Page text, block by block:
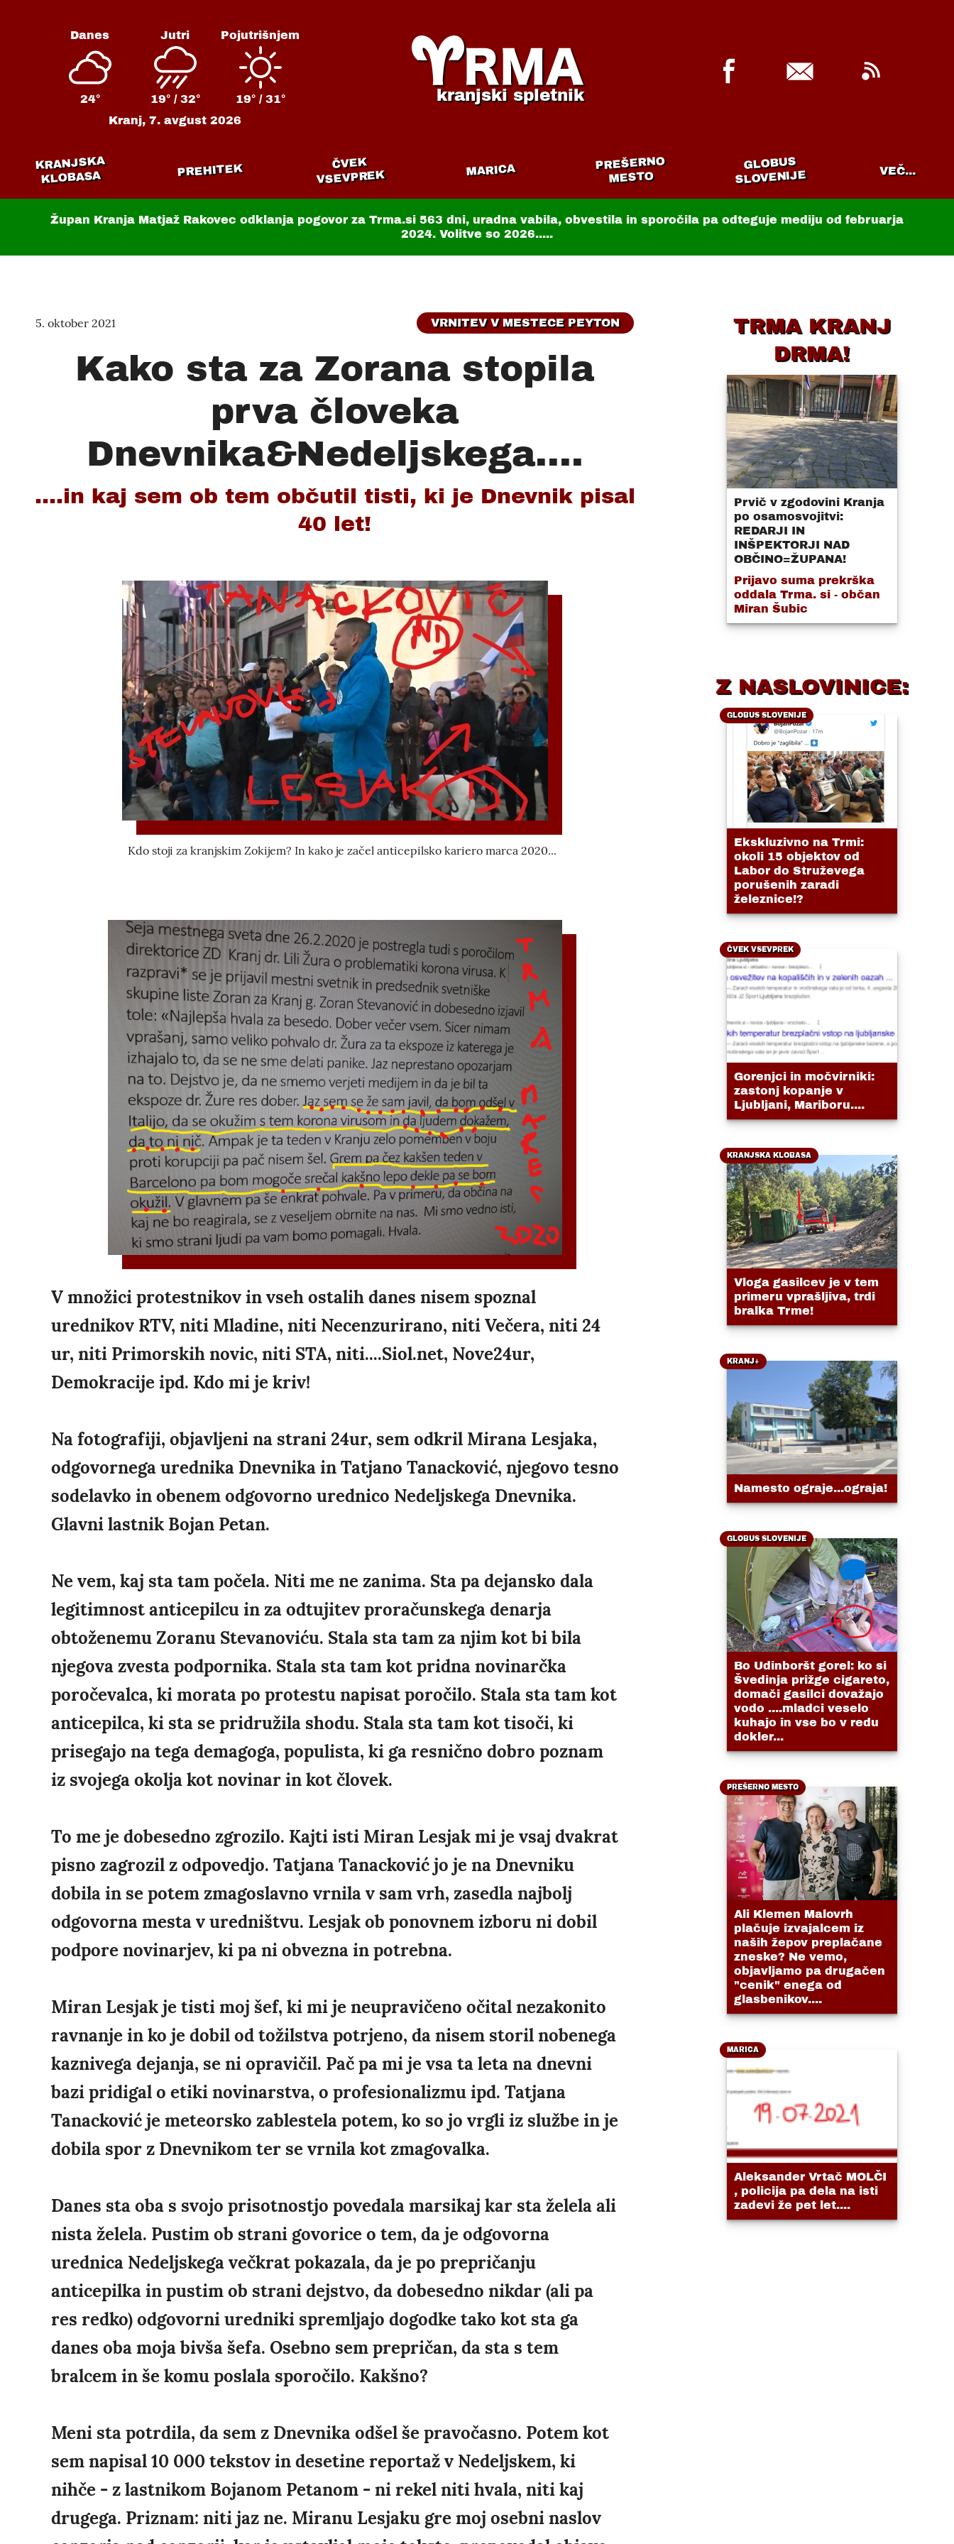
Danes
24°
Jutri
19° / 32°
Pojutrišnjem
19° / 31°
Kranj,7. avgust 2026
kranjski spletnik
KRANJSKA
KLOBASA PREHITEK ČVEK
VSEVPREK MARICA PREŠERNO
MESTO
GLOBUS
SLOVENIJE VEČ...
Župan Kranja Matjaž Rakovec odklanja pogovor za Trma.si 563 dni, uradna vabila, obvestila in sporočila pa odteguje mediju od februarja
2024. Volitve so 2026.....
5. oktober 2021 VRNITEV V MESTECE PEYTON
Kako sta za Zorana stopila
prva človeka
Dnevnika&Nedeljskega....
....in kaj sem ob tem občutil tisti, ki je Dnevnik pisal
40 let!
Kdo stoji za kranjskim Zokijem? In kako je začel anticepilsko kariero marca 2020...
V množici protestnikov in vseh ostalih danes nisem spoznal
urednikov RTV, niti Mladine, niti Necenzurirano, niti Večera, niti 24
ur, niti Primorskih novic, niti STA, niti....Siol.net, Nove24ur,
Demokracije ipd. Kdo mi je kriv!
Na fotografiji, objavljeni na strani 24ur, sem odkril Mirana Lesjaka,
odgovornega urednika Dnevnika in Tatjano Tanacković, njegovo tesno
sodelavko in obenem odgovorno urednico Nedeljskega Dnevnika.
Glavni lastnik Bojan Petan.
Ne vem, kaj sta tam počela. Niti me ne zanima. Sta pa dejansko dala
legitimnost anticepilcu in za odtujitev proračunskega denarja
obtoženemu Zoranu Stevanoviću. Stala sta tam za njim kot bi bila
njegova zvesta podpornika. Stala sta tam kot pridna novinarčka
poročevalca, ki morata po protestu napisat poročilo. Stala sta tam kot
anticepilca, ki sta se pridružila shodu. Stala sta tam kot tisoči, ki
prisegajo na tega demagoga, populista, ki ga resnično dobro poznam
iz svojega okolja kot novinar in kot človek.
To me je dobesedno zgrozilo. Kajti isti Miran Lesjak mi je vsaj dvakrat
pisno zagrozil z odpovedjo. Tatjana Tanacković jo je na Dnevniku
dobila in se potem zmagoslavno vrnila v sam vrh, zasedla najbolj
odgovorna mesta v uredništvu. Lesjak ob ponovnem izboru ni dobil
podpore novinarjev, ki pa ni obvezna in potrebna.
Miran Lesjak je tisti moj šef, ki mi je neupravičeno očital nezakonito
ravnanje in ko je dobil od tožilstva potrjeno, da nisem storil nobenega
kaznivega dejanja, se ni opravičil. Pač pa mi je vsa ta leta na dnevni
bazi pridigal o etiki novinarstva, o profesionalizmu ipd. Tatjana
Tanacković je meteorsko zablestela potem, ko so jo vrgli iz službe in je
dobila spor z Dnevnikom ter se vrnila kot zmagovalka.
Danes sta oba s svojo prisotnostjo povedala marsikaj kar sta želela ali
nista želela. Pustim ob strani govorice o tem, da je odgovorna
urednica Nedeljskega večkrat pokazala, da je po prepričanju
anticepilka in pustim ob strani dejstvo, da dobesedno nikdar (ali pa
res redko) odgovorni uredniki spremljajo dogodke tako kot sta ga
danes oba moja bivša šefa. Osebno sem prepričan, da sta s tem
bralcem in še komu poslala sporočilo. Kakšno?
Meni sta potrdila, da sem z Dnevnika odšel še pravočasno. Potem kot
sem napisal 10 000 tekstov in desetine reportaž v Nedeljskem, ki
nihče - z lastnikom Bojanom Petanom - ni rekel niti hvala, niti kaj
drugega. Priznam: niti jaz ne. Miranu Lesjaku gre moj osebni naslov
TRMA KRANJ
DRMA!
Prvič v zgodovini Kranja
po osamosvojitvi:
REDARJI IN
INŠPEKTORJI NAD
OBČINO=ŽUPANA!
Prijavo suma prekrška
oddala Trma. si - občan
Miran Šubic
Z NASLOVINICE:
GLOBUS SLOVENIJE
Ekskluzivno na Trmi:
okoli 15 objektov od
Labor do Struževega
porušenih zaradi
železnice!?
ČVEK VSEVPREK
Gorenjci in močvirniki:
zastonj kopanje v
Ljubljani, Mariboru....
KRANJSKA KLOBASA
Vloga gasilcev je v tem
primeru vprašljiva, trdi
bralka Trme!
KRANJ+
Namesto ograje...ograja!
GLOBUS SLOVENIJE
Bo Udinboršt gorel: ko si
Švedinja prižge cigareto,
domači gasilci dovažajo
vodo ....mladci veselo
kuhajo in vse bo v redu
dokler...
PREŠERNO MESTO
Ali Klemen Malovrh
plačuje izvajalcem iz
naših žepov preplačane
zneske? Ne vemo,
objavljamo pa drugačen
"cenik" enega od
glasbenikov....
MARICA
Aleksander Vrtač MOLČI
, policija pa dela na isti
zadevi že pet let....